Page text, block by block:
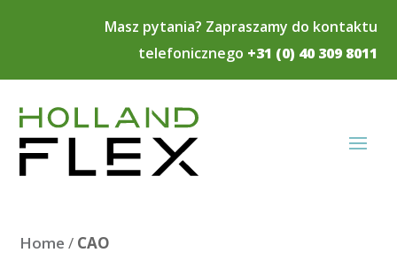
Masz pytania? Zapraszamy do kontaktu
telefonicznego +31 (0) 40 309 8011
Home / CAO